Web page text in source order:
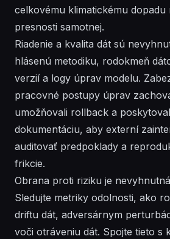
celkovému klimatickému dopadu
presnosti samotnej.
Riadenie a kvalita dát sú
hlásenú metodiku, rodokmeň
verzií a logy úprav modelu.
pracovné postupy úprav
umožňovali rollback a
dokumentáciu, aby externí
auditovať predpoklady a
frikcie.
Obrana proti riziku je
Sledujte metriky odolnosti, ako
driftu dát, adversárnym
voči otráveniu dát. Spojte tieto s